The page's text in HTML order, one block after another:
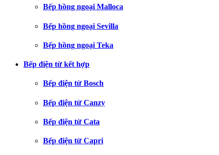
Bếp hồng ngoại Malloca
Bếp hồng ngoại Sevilla
Bếp hồng ngoại Teka
Bếp điện từ kết hợp
Bếp điện từ Bosch
Bếp điện từ Canzy
Bếp điện từ Cata
Bếp điện từ Capri